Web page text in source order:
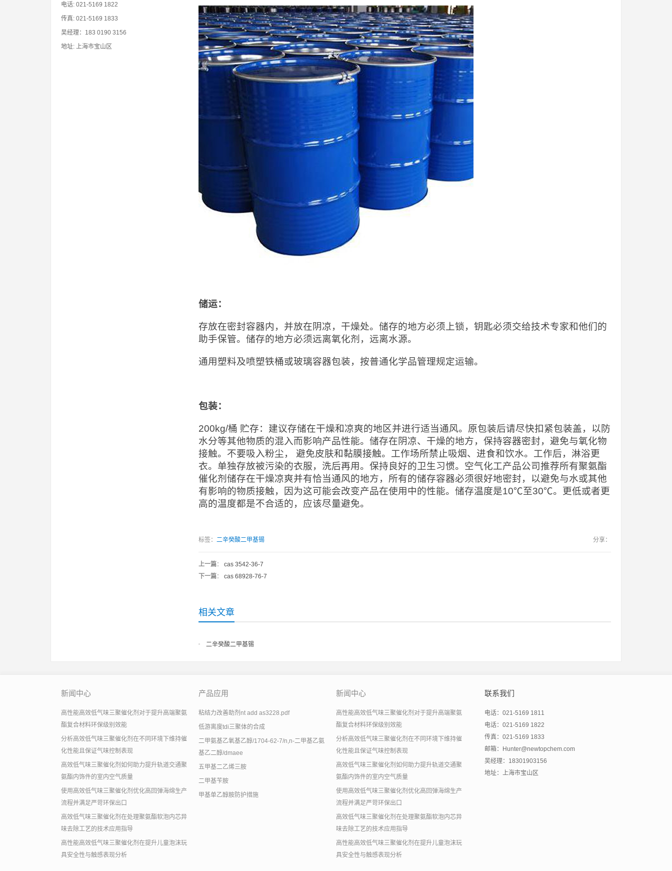
储运：
存放在密封容器内，并放在阴凉，干燥处。储存的地方必须上锁，钥匙必须交给技术专家和他们的
助手保管。储存的地方必须远离氧化剂，远离水源。
通用塑料及喷塑铁桶或玻璃容器包装，按普通化学品管理规定运输。
包装：
200kg/桶 贮存：建议存储在干燥和凉爽的地区并进行适当通风。原包装后请尽快扣紧包装盖，以防
水分等其他物质的混入而影响产品性能。储存在阴凉、干燥的地方，保持容器密封，避免与氧化物
接触。不要吸入粉尘， 避免皮肤和黏膜接触。工作场所禁止吸烟、进食和饮水。工作后，淋浴更
衣。单独存放被污染的衣服，洗后再用。保持良好的卫生习惯。空气化工产品公司推荐所有聚氨酯
催化剂储存在干燥凉爽并有恰当通风的地方，所有的储存容器必须很好地密封，以避免与水或其他
有影响的物质接触，因为这可能会改变产品在使用中的性能。储存温度是10℃至30℃。更低或者更
高的温度都是不合适的，应该尽量避免。
标签： 二辛癸酸二甲基锡 分享：
上一篇： cas 3542-36-7
下一篇： cas 68928-76-7
相关文章
二辛癸酸二甲基锡
电话: 021-5169 1822
传真: 021-5169 1833
吴经理：183 0190 3156
地址: 上海市宝山区
新闻中心
高性能高效低气味三聚催化剂对于提升高端聚氨
酯复合材料环保级别效能
分析高效低气味三聚催化剂在不同环境下维持催
化性能且保证气味控制表现
高效低气味三聚催化剂如何助力提升轨道交通聚
氨酯内饰件的室内空气质量
使用高效低气味三聚催化剂优化高回弹海绵生产
流程并满足严苛环保出口
高效低气味三聚催化剂在处理聚氨酯软泡内芯异
味去除工艺的技术应用指导
高性能高效低气味三聚催化剂在提升儿童泡沫玩
具安全性与触感表现分析
产品应用
粘结力改善助剂nt add as3228.pdf
低游离度tdi三聚体的合成
二甲氨基乙氧基乙醇/1704-62-7/n,n-二甲基乙氨
基乙二醇/dmaee
五甲基二乙烯三胺
二甲基苄胺
甲基单乙醇胺防护措施
新闻中心
高性能高效低气味三聚催化剂对于提升高端聚氨
酯复合材料环保级别效能
分析高效低气味三聚催化剂在不同环境下维持催
化性能且保证气味控制表现
高效低气味三聚催化剂如何助力提升轨道交通聚
氨酯内饰件的室内空气质量
使用高效低气味三聚催化剂优化高回弹海绵生产
流程并满足严苛环保出口
高效低气味三聚催化剂在处理聚氨酯软泡内芯异
味去除工艺的技术应用指导
高性能高效低气味三聚催化剂在提升儿童泡沫玩
具安全性与触感表现分析
联系我们
电话：021-5169 1811
电话：021-5169 1822
传真：021-5169 1833
邮箱：Hunter@newtopchem.com
吴经理：18301903156
地址：上海市宝山区